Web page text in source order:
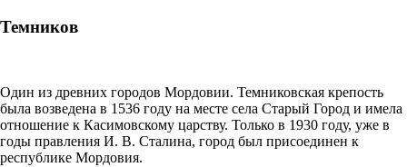
Темников
Один из древних городов Мордовии. Темниковская крепость
была возведена в 1536 году на месте села Старый Город и имела
отношение к Касимовскому царству. Только в 1930 году, уже в
годы правления И. В. Сталина, город был присоединен к
республике Мордовия.